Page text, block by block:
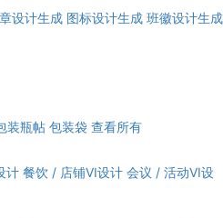
设计生成 图标设计生成 班徽设计生成
装瓶帖 包装袋 查看所有
计 餐饮 / 店铺VI设计 会议 / 活动VI设